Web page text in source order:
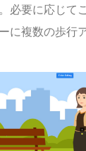
必要に応じて
に複数の歩行